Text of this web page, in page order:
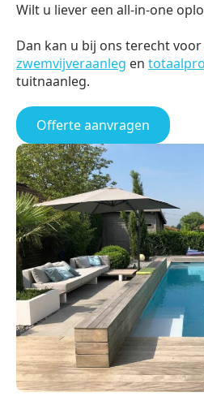
Wilt u liever een all-in-one
Dan kan u bij ons terecht voor
zwemvijveraanleg en
tuitnaanleg.
Offerte aanvragen